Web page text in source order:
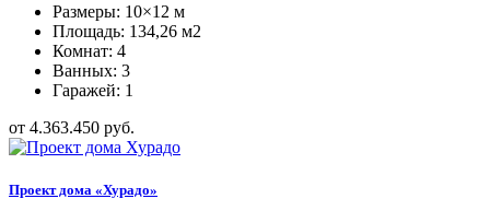
Размеры: 10×12 м
Площадь: 134,26 м2
Комнат: 4
Ванных: 3
Гаражей: 1
от 4.363.450 руб.
Проект дома «Хурадо»